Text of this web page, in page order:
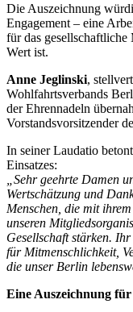
Die Auszeichnung
Engagement – eine
für das
Wert ist.
Anne Jeglinski,
Wohlfahrtsverbands
der Ehrennadeln
Vorstandsvorsitzender
In seiner Laudatio
Einsatzes:
„Sehr geehrte Damen
Wertschätzung und
Menschen, die mit
unseren
Gesellschaft stärken.
für Mitmenschlichkeit,
die unser Berlin
Eine Auszeichnung